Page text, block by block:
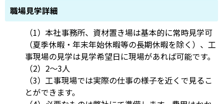
職場見学詳細
（1）本社事務所、資材置き場は基本的に常時見学可
（夏季休暇・年末年始休暇等の長期休暇を除く）、工
事現場の見学は見学希望日に現場があれば可能です。
（2）2～3人
（3）工事現場では実際の仕事の様子を近くで見るこ
とができます。